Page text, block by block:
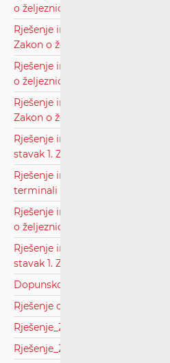
o željeznici.pdf
Rješenje inspektora – Luka Zadar
Zakon o željeznici.pdf
Rješenje inspektora – NTF d.o.o.
o željeznici.pdf
Rješenje inspektora – Muraspid
Zakon o željeznici.pdf
Rješenje inspektora –
stavak 1. Zakon o željeznici.pdf
Rješenje inspektora –
terminali d.o.o. članak 25. stavak
Rješenje inspektora – ATT d.o.o.
o željeznici.pdf
Rješenje inspektora - HŽ
stavak 1. Zakon o željeznici.pdf
Dopunsko rješenje Općina
Rješenje o odbijanju zahtjeva
Rješenje_ŽUC Dubrovačko-
Rješenje_ŽUC Istarske